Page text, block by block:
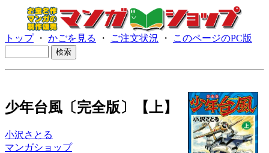
トップ・ かごを見る ・ ご注文状況 ・ このページのPC版
少年台風〔完全版〕【上】
小沢さとる
マンガショップ